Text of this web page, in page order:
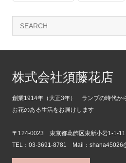
株式会社須藤花店
創業1914年（大正3年） ランプの時代か
お花のある生活をお届けします
〒124-0023 東京都葛飾区東新小岩1-1-11
TEL：03-3691-8781 Mail：